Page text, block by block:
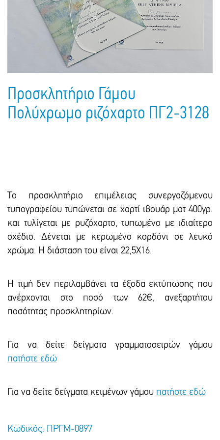
Πακέτα Δώρων
Σακούλες
Τσάντες - Ποδιές - Ομπρέλες
Βιβλία
Παιδικό Πάρτι
Παιδικά Είδη
Ημερολόγια - Ατζέντες
Γραφική Ύλη
Είδη Γραφείου
Τετράδια - Φάκελοι
Μπλοκ Ζωγραφικής
Προσκλητήριο Γάμου
Πολύχρωμο ριζόχαρτο ΠΓ2-3128
Το προσκλητήριο επιμέλειας συνεργαζόμενου
τυπογραφείου τυπώνεται σε χαρτί ιβουάρ ματ 400γρ.
και τυλίγεται με ρυζόχαρτο, τυπωμένο με ιδιαίτερο
σχέδιο. Δένεται με κερωμένο κορδόνι σε λευκό
χρώμα. Η διάσταση του είναι 22,5Χ16.
Η τιμή δεν περιλαμβάνει τα έξοδα εκτύπωσης που
ανέρχονται στο ποσό των 62€, ανεξαρτήτου
ποσότητας προσκλητηρίων.
Για να δείτε δείγματα γραμματοσειρών γάμου
πατήστε εδώ
Για να δείτε δείγματα κειμένων γάμου πατήστε εδώ
Κωδικός: ΠΡΓΜ-0897